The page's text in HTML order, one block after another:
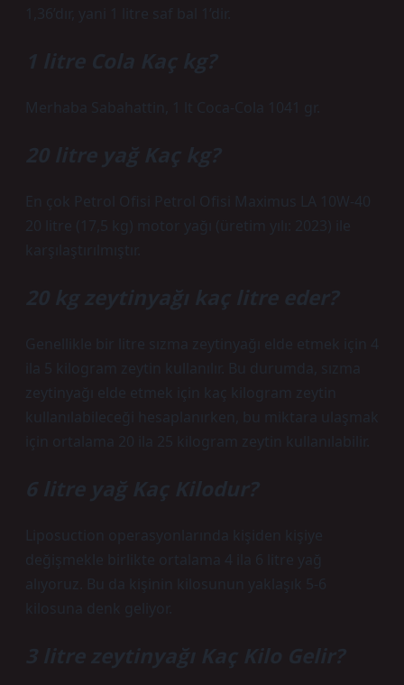
1,36’dır, yani 1 litre saf bal 1’dir.
1 litre Cola Kaç kg?
Merhaba Sabahattin, 1 lt Coca-Cola 1041 gr.
20 litre yağ Kaç kg?
En çok Petrol Ofisi Petrol Ofisi Maximus LA 10W-40
20 litre (17,5 kg) motor yağı (üretim yılı: 2023) ile
karşılaştırılmıştır.
20 kg zeytinyağı kaç litre eder?
Genellikle bir litre sızma zeytinyağı elde etmek için 4
ila 5 kilogram zeytin kullanılır. Bu durumda, sızma
zeytinyağı elde etmek için kaç kilogram zeytin
kullanılabileceği hesaplanırken, bu miktara ulaşmak
için ortalama 20 ila 25 kilogram zeytin kullanılabilir.
6 litre yağ Kaç Kilodur?
Liposuction operasyonlarında kişiden kişiye
değişmekle birlikte ortalama 4 ila 6 litre yağ
alıyoruz. Bu da kişinin kilosunun yaklaşık 5-6
kilosuna denk geliyor.
3 litre zeytinyağı Kaç Kilo Gelir?